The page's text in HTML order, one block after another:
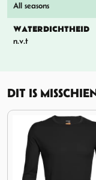
All seasons
WATERDICHTHEID
n.v.t
DIT IS